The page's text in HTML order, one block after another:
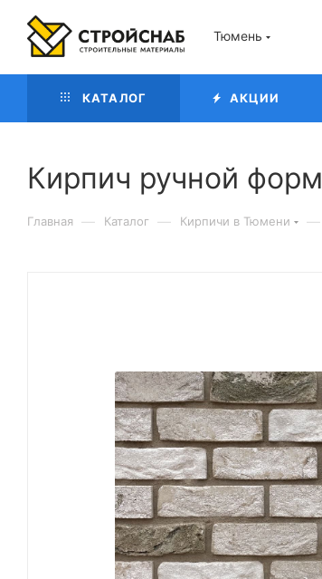
Тюмень
КАТАЛОГ АКЦИИ
Кирпич ручной
Главная — Каталог — Кирпичи в Тюмени —